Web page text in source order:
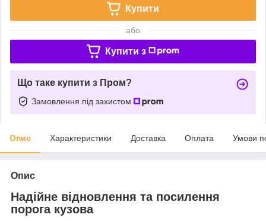
Купити
або
Купити з
Що таке купити з Пром?
Замовлення під захистом
Опис Характеристики Доставка Оплата Умови
Опис
Надійне відновлення та посилення
порога кузова